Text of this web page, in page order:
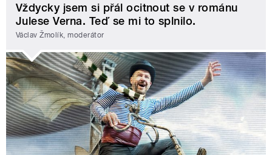
Vždycky jsem si přál ocitnout se v románu
Julese Verna. Teď se mi to splnilo.
Václav Žmolík, moderátor